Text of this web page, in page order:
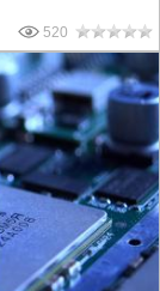
520